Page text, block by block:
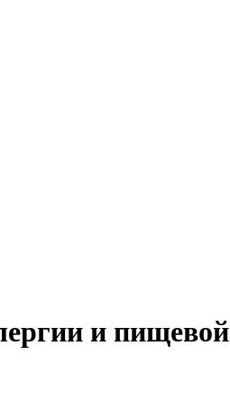
и пищевой